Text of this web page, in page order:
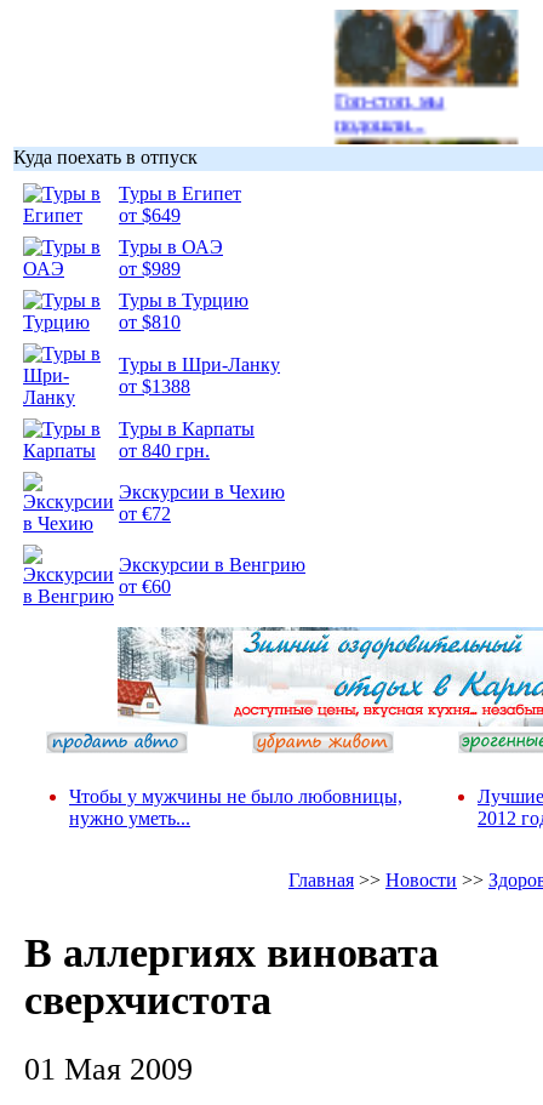
Гоп-стоп, мы
подошли...
Куда поехать в отпуск
Туры в Египет
от $649
Туры в ОАЭ
от $989
Туры в Турцию
от $810
Туры в Шри-Ланку
от $1388
Туры в Карпаты
от 840 грн.
Экскурсии в Чехию
от €72
Экскурсии в Венгрию
от €60
Чтобы у мужчины не было любовницы,
нужно уметь...
Лучшие
2012
Главная >> Новости >>
В аллергиях виновата
сверхчистота
01 Мая 2009